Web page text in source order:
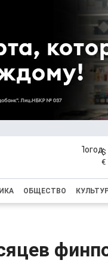
$
€
ОБЩЕСТВО